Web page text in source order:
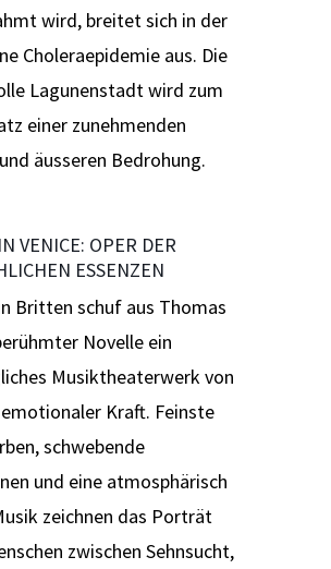
wird, breitet sich in der
Choleraepidemie aus. Die
Lagunenstadt wird zum
einer zunehmenden
äusseren Bedrohung.
VENICE: OPER DER
ESSENZEN
Britten schuf aus Thomas
Novelle ein
Musiktheaterwerk von
Kraft. Feinste
schwebende
und eine atmosphärisch
zeichnen das Porträt
zwischen Sehnsucht,